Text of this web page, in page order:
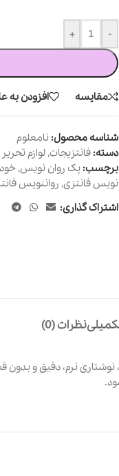
-
+
مقایسه افزودن به
شناسه محصول: نامعلوم
دسته: فانتزیجات, لوازم تحریر
برچسب: پک روان نویس,
نویس فانتزی, رواننویس
اشتراک گذاری:
نظرات (0)
است. نوک 0.5 میلی‌متری و جوهر